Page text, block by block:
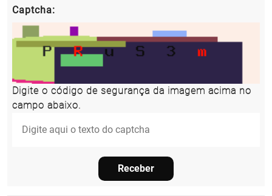
Captcha:
Digite o código de segurança da imagem acima no
campo abaixo.
Receber